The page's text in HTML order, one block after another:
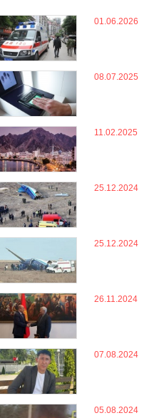
01.06.2026
08.07.2025
11.02.2025
25.12.2024
25.12.2024
26.11.2024
07.08.2024
05.08.2024